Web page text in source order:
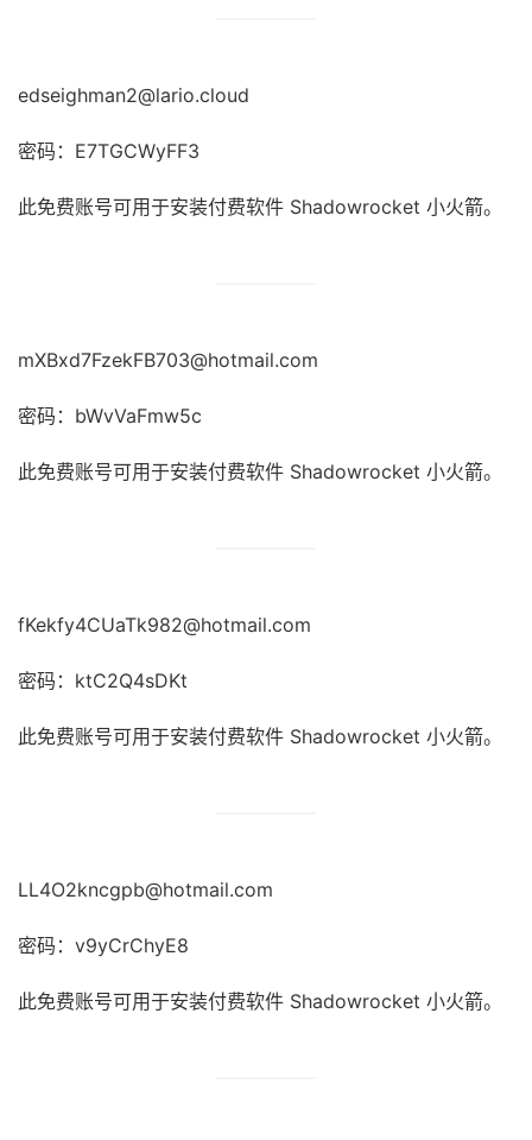
edseighman2@lario.cloud
密码：E7TGCWyFF3
此免费账号可用于安装付费软件 Shadowrocket 小火箭。
mXBxd7FzekFB703@hotmail.com
密码：bWvVaFmw5c
此免费账号可用于安装付费软件 Shadowrocket 小火箭。
fKekfy4CUaTk982@hotmail.com
密码：ktC2Q4sDKt
此免费账号可用于安装付费软件 Shadowrocket 小火箭。
LL4O2kncgpb@hotmail.com
密码：v9yCrChyE8
此免费账号可用于安装付费软件 Shadowrocket 小火箭。